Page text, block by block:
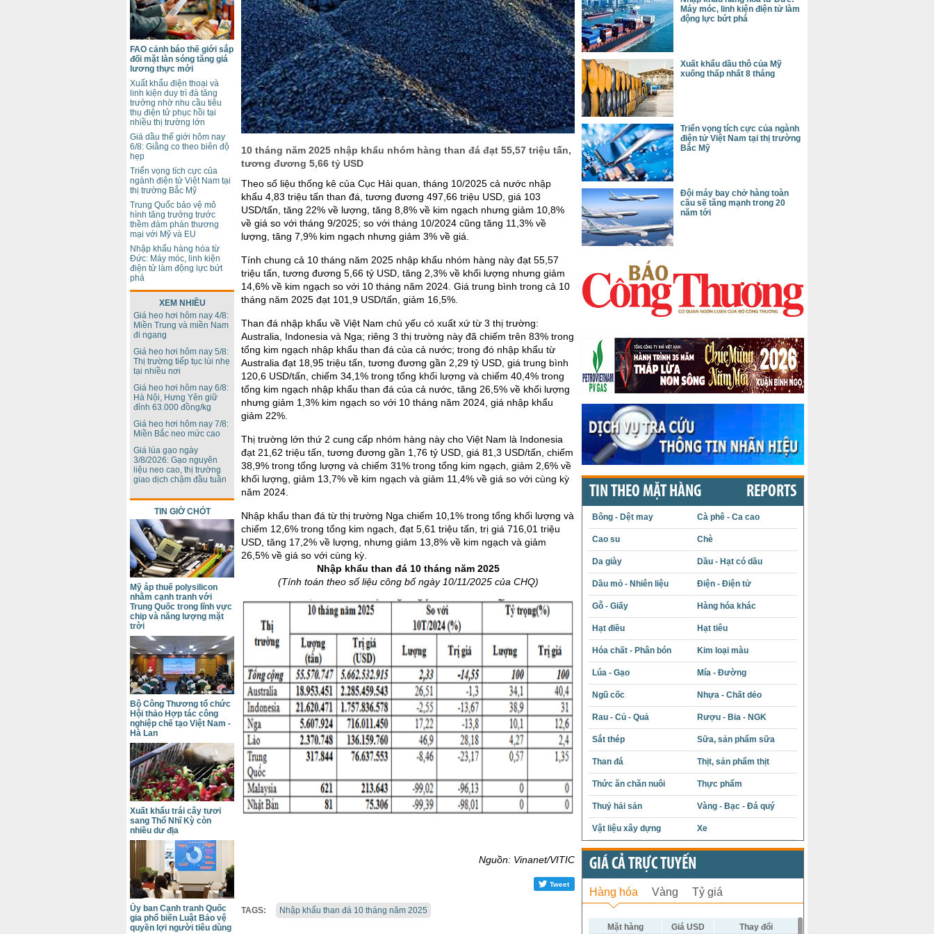
10 tháng năm 2025 nhập khẩu nhóm hàng than đá đạt 55,57 triệu tấn,
tương đương 5,66 tỷ USD
Theo số liệu thống kê của Cục Hải quan, tháng 10/2025 cả nước nhập
khẩu 4,83 triệu tấn than đá, tương đương 497,66 triệu USD, giá 103
USD/tấn, tăng 22% về lượng, tăng 8,8% về kim ngạch nhưng giảm 10,8%
về giá so với tháng 9/2025; so với tháng 10/2024 cũng tăng 11,3% về
lượng, tăng 7,9% kim ngạch nhưng giảm 3% về giá.
Tính chung cả 10 tháng năm 2025 nhập khẩu nhóm hàng này đạt 55,57
triệu tấn, tương đương 5,66 tỷ USD, tăng 2,3% về khối lượng nhưng giảm
14,6% về kim ngạch so với 10 tháng năm 2024. Giá trung bình trong cả 10
tháng năm 2025 đạt 101,9 USD/tấn, giảm 16,5%.
Than đá nhập khẩu về Việt Nam chủ yếu có xuất xứ từ 3 thị trường:
Australia, Indonesia và Nga; riêng 3 thị trường này đã chiếm trên 83% trong
tổng kim ngạch nhập khẩu than đá của cả nước; trong đó nhập khẩu từ
Australia đạt 18,95 triệu tấn, tương đương gần 2,29 tỷ USD, giá trung bình
120,6 USD/tấn, chiếm 34,1% trong tổng khối lượng và chiếm 40,4% trong
tổng kim ngạch nhập khẩu than đá của cả nước, tăng 26,5% về khối lượng
nhưng giảm 1,3% kim ngạch so với 10 tháng năm 2024, giá nhập khẩu
giảm 22%.
Thị trường lớn thứ 2 cung cấp nhóm hàng này cho Việt Nam là Indonesia
đạt 21,62 triệu tấn, tương đương gần 1,76 tỷ USD, giá 81,3 USD/tấn, chiếm
38,9% trong tổng lượng và chiếm 31% trong tổng kim ngạch, giảm 2,6% về
khối lượng, giảm 13,7% về kim ngạch và giảm 11,4% về giá so với cùng kỳ
năm 2024.
Nhập khẩu than đá từ thị trường Nga chiếm 10,1% trong tổng khối lượng và
chiếm 12,6% trong tổng kim ngạch, đạt 5,61 triệu tấn, trị giá 716,01 triệu
USD, tăng 17,2% về lượng, nhưng giảm 13,8% về kim ngạch và giảm
26,5% về giá so với cùng kỳ.
Nhập khẩu than đá 10 tháng năm 2025
(Tính toán theo số liệu công bố ngày 10/11/2025 của CHQ)
Nguồn: Vinanet/VITIC
Tweet
TAGS: Nhập khẩu than đá 10 tháng năm 2025
FAO cảnh báo thế giới sắp
đối mặt làn sóng tăng giá
lương thực mới
Xuất khẩu điện thoại và
linh kiện duy trì đà tăng
trưởng nhờ nhu cầu tiêu
thụ điện tử phục hồi tại
nhiều thị trường lớn
Giá dầu thế giới hôm nay
6/8: Giằng co theo biên độ
hẹp
Triển vọng tích cực của
ngành điện tử Việt Nam tại
thị trường Bắc Mỹ
Trung Quốc bảo vệ mô
hình tăng trưởng trước
thềm đàm phán thương
mại với Mỹ và EU
Nhập khẩu hàng hóa từ
Đức: Máy móc, linh kiện
điện tử làm động lực bứt
phá
XEM NHIỀU
Giá heo hơi hôm nay 4/8:
Miền Trung và miền Nam
đi ngang
Giá heo hơi hôm nay 5/8:
Thị trường tiếp tục lùi nhẹ
tại nhiều nơi
Giá heo hơi hôm nay 6/8:
Hà Nội, Hưng Yên giữ
đỉnh 63.000 đồng/kg
Giá heo hơi hôm nay 7/8:
Miền Bắc neo mức cao
Giá lúa gạo ngày
3/8/2026: Gạo nguyên
liệu neo cao, thị trường
giao dịch chậm đầu tuần
TIN GIỜ CHÓT
Mỹ áp thuế polysilicon
nhằm cạnh tranh với
Trung Quốc trong lĩnh vực
chip và năng lượng mặt
trời
Bộ Công Thương tổ chức
Hội thảo Hợp tác công
nghiệp chế tạo Việt Nam -
Hà Lan
Xuất khẩu trái cây tươi
sang Thổ Nhĩ Kỳ còn
nhiều dư địa
Ủy ban Cạnh tranh Quốc
gia phổ biến Luật Bảo vệ
quyền lợi người tiêu dùng
Máy móc, linh kiện điện tử làm
động lực bứt phá
Xuất khẩu dầu thô của Mỹ
xuống thấp nhất 8 tháng
Triển vọng tích cực của ngành
điện tử Việt Nam tại thị trường
Bắc Mỹ
Đội máy bay chở hàng toàn
cầu sẽ tăng mạnh trong 20
năm tới
TIN THEO MẶT HÀNG REPORTS
Bông - Dệt may Cà phê - Ca cao
Cao su Chè
Da giày Dầu - Hạt có dầu
Dầu mỏ - Nhiên liệu Điện - Điện tử
Gỗ - Giấy Hàng hóa khác
Hạt điều Hạt tiêu
Hóa chất - Phân bón Kim loại màu
Lúa - Gạo Mía - Đường
Ngũ cốc Nhựa - Chất dẻo
Rau - Củ - Quả Rượu - Bia - NGK
Sắt thép Sữa, sản phẩm sữa
Than đá Thịt, sản phẩm thịt
Thức ăn chăn nuôi Thực phẩm
Thuỷ hải sản Vàng - Bạc - Đá quý
Vật liệu xây dựng Xe
GIÁ CẢ TRỰC TUYẾN
Hàng hóa Vàng Tỷ giá
Mặt hàng Giá USD
Thay đổi